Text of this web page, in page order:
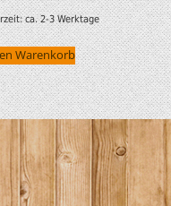
ca. 2-3 Werktage
Warenkorb